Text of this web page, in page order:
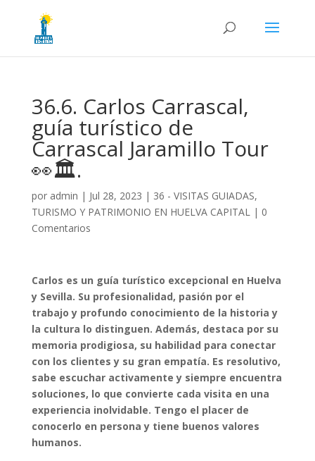
36.6. Carlos Carrascal,
guía turístico de
Carrascal Jaramillo Tour
👀🏛️.
por admin | Jul 28, 2023 | 36 - VISITAS GUIADAS,
TURISMO Y PATRIMONIO EN HUELVA CAPITAL| 0
Comentarios
Carlos es un guía turístico excepcional en Huelva
y Sevilla. Su profesionalidad, pasión por el
trabajo y profundo conocimiento de la historia y
la cultura lo distinguen. Además, destaca por su
memoria prodigiosa, su habilidad para conectar
con los clientes y su gran empatía. Es resolutivo,
sabe escuchar activamente y siempre encuentra
soluciones, lo que convierte cada visita en una
experiencia inolvidable. Tengo el placer de
conocerlo en persona y tiene buenos valores
humanos.